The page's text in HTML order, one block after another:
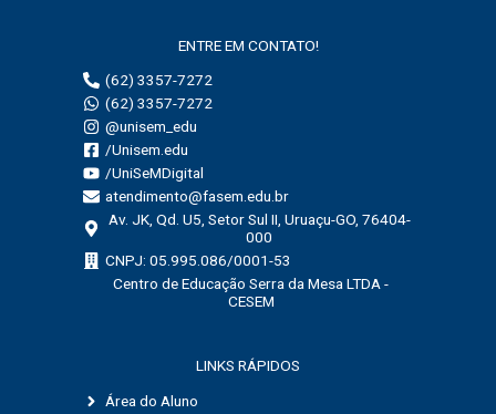
ENTRE EM CONTATO!
(62) 3357-7272
(62) 3357-7272
@unisem_edu
/Unisem.edu
/UniSeMDigital
atendimento@fasem.edu.br
Av. JK, Qd. U5, Setor Sul II, Uruaçu-GO, 76404-
000
CNPJ: 05.995.086/0001-53
Centro de Educação Serra da Mesa LTDA -
CESEM
LINKS RÁPIDOS
Área do Aluno